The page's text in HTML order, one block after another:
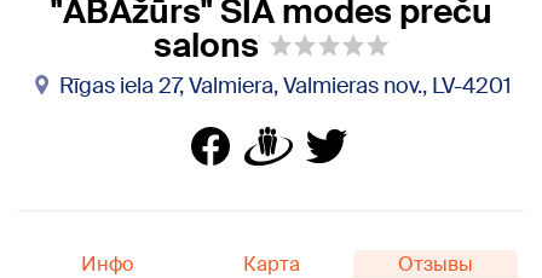
"ABAžūrs" SIA modes preču
salons
Rīgas iela 27, Valmiera, Valmieras nov., LV-4201
Инфо Карта Отзывы